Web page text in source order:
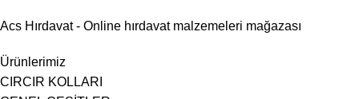
Acs Hırdavat - Online hırdavat malzemeleri mağazası
Ürünlerimiz
CIRCIR KOLLARI